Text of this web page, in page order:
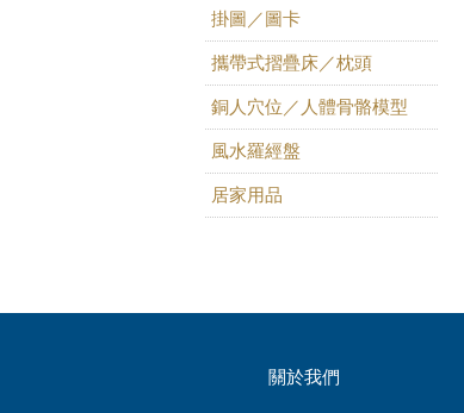
掛圖／圖卡
攜帶式摺疊床／枕頭
銅人穴位／人體骨骼模型
風水羅經盤
居家用品
關於我們